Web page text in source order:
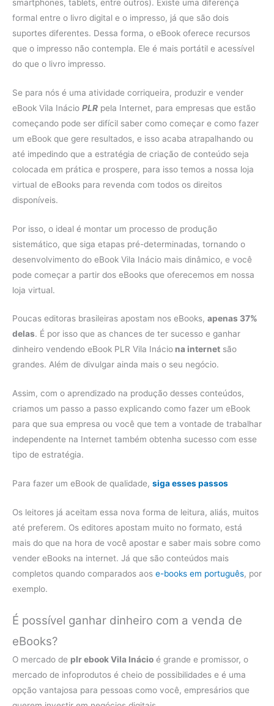
smartphones, tablets, entre outros). Existe uma diferença
formal entre o livro digital e o impresso, já que são dois
suportes diferentes. Dessa forma, o eBook oferece recursos
que o impresso não contempla. Ele é mais portátil e acessível
do que o livro impresso.
Se para nós é uma atividade corriqueira, produzir e vender
eBook Vila Inácio PLR pela Internet, para empresas que estão
começando pode ser difícil saber como começar e como fazer
um eBook que gere resultados, e isso acaba atrapalhando ou
até impedindo que a estratégia de criação de conteúdo seja
colocada em prática e prospere, para isso temos a nossa loja
virtual de eBooks para revenda com todos os direitos
disponíveis.
Por isso, o ideal é montar um processo de produção
sistemático, que siga etapas pré-determinadas, tornando o
desenvolvimento do eBook Vila Inácio mais dinâmico, e você
pode começar a partir dos eBooks que oferecemos em nossa
loja virtual.
Poucas editoras brasileiras apostam nos eBooks, apenas 37%
delas. É por isso que as chances de ter sucesso e ganhar
dinheiro vendendo eBook PLR Vila Inácio na internet são
grandes. Além de divulgar ainda mais o seu negócio.
Assim, com o aprendizado na produção desses conteúdos,
criamos um passo a passo explicando como fazer um eBook
para que sua empresa ou você que tem a vontade de trabalhar
independente na Internet também obtenha sucesso com esse
tipo de estratégia.
Para fazer um eBook de qualidade, siga esses passos
Os leitores já aceitam essa nova forma de leitura, aliás, muitos
até preferem. Os editores apostam muito no formato, está
mais do que na hora de você apostar e saber mais sobre como
vender eBooks na internet. Já que são conteúdos mais
completos quando comparados aos e-books em português, por
exemplo.
É possível ganhar dinheiro com a venda de
eBooks?
O mercado de plr ebook Vila Inácio é grande e promissor, o
mercado de infoprodutos é cheio de possibilidades e é uma
opção vantajosa para pessoas como você, empresários que